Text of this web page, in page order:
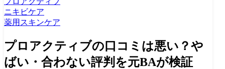
ニキビケア
薬用スキンケア
プロアクティブの口コミは悪い？や
ばい・合わない評判を元BAが検証